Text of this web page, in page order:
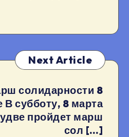
Next Article
солидарности 8
В субботу, 8 марта
пройдет марш
сол […]